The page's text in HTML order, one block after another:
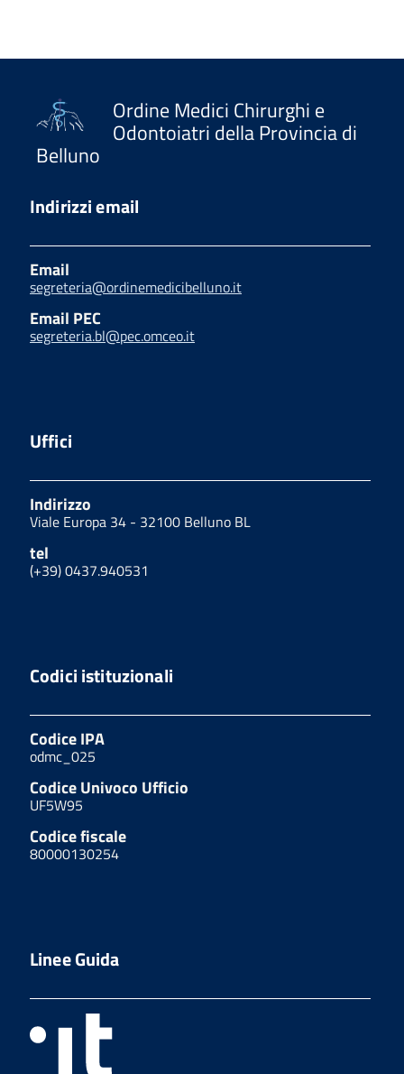
Ordine Medici Chirurghi e
Odontoiatri della Provincia di
Belluno
Indirizzi email
Email
segreteria@ordinemedicibelluno.it
Email PEC
segreteria.bl@pec.omceo.it
Uffici
Indirizzo
Viale Europa 34 - 32100 Belluno BL
tel
(+39) 0437.940531
Codici istituzionali
Codice IPA
odmc_025
Codice Univoco Ufficio
UF5W95
Codice fiscale
80000130254
Linee Guida